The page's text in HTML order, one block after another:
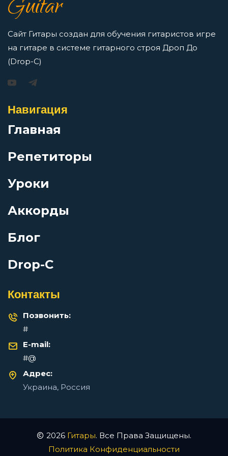
Просмотров: 16421 чел.
гитары
Перейти
Просмотров: 10505 чел.
Gilava — Бисакодил: аккорды для гитары
Перейти
Перейти
Guitar
Сайт Гитары создан для обучения гитаристов игре
на гитаре в системе гитарного строя Дроп До
(Drop-C)
Навигация
Главная
Репетиторы
Уроки
Аккорды
Блог
Drop-C
Контакты
Позвонить:
#
E-mail:
#@
Адрес:
Украина, Россия
2026 Гитары. Все Права Защищены.
Политика Конфиденциальности